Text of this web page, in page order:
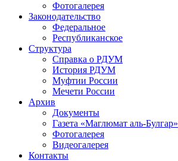
Фотогалерея
Законодательство
Федеральное
Республиканское
Структура
Справка о РДУМ
История РДУМ
Муфтии России
Мечети России
Архив
Документы
Газета «Маглюмат аль-Булгар»
Фотогалерея
Видеогалерея
Контакты